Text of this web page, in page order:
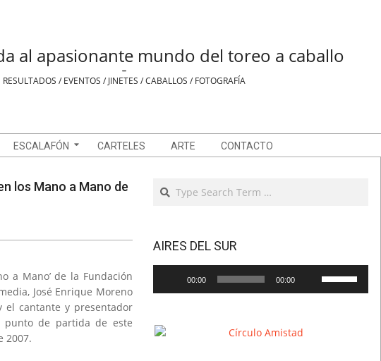
al apasionante mundo del toreo a caballo
-
RESULTADOS / EVENTOS / JINETES / CABALLOS / FOTOGRAFÍA
ESCALAFÓN CARTELES ARTE CONTACTO
los Mano a Mano de
a Mano’ de la Fundación
José Enrique Moreno
el cantante y presentador
punto de partida de este
2007.
Search
AIRES DEL SUR
00:00 00:00